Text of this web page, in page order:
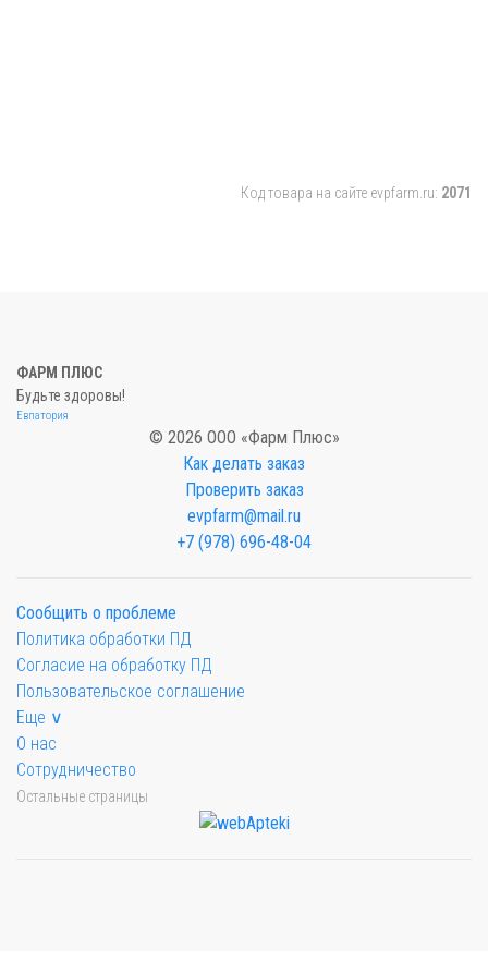
Код товара на сайте evpfarm.ru: 2071
ФАРМ ПЛЮС
Будьте здоровы!
Евпатория
© 2026 ООО «Фарм Плюс»
Как делать заказ
Проверить заказ
evpfarm@mail.ru
+7 (978) 696-48-04
Сообщить о проблеме
Политика обработки ПД
Согласие на обработку ПД
Пользовательское соглашение
Еще ∨
О нас
Сотрудничество
Остальные страницы